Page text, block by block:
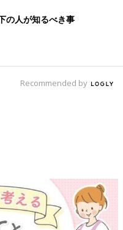
の人が知るべき事
Recommended by